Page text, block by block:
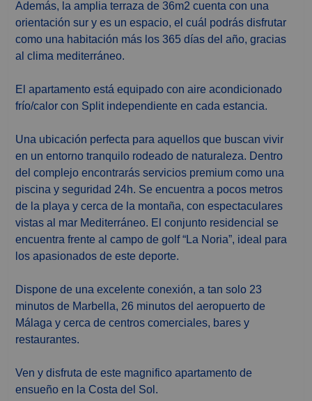
Además, la amplia terraza de 36m2 cuenta con una
orientación sur y es un espacio, el cuál podrás disfrutar
como una habitación más los 365 días del año, gracias
al clima mediterráneo.
El apartamento está equipado con aire acondicionado
frío/calor con Split independiente en cada estancia.
Una ubicación perfecta para aquellos que buscan vivir
en un entorno tranquilo rodeado de naturaleza. Dentro
del complejo encontrarás servicios premium como una
piscina y seguridad 24h. Se encuentra a pocos metros
de la playa y cerca de la montaña, con espectaculares
vistas al mar Mediterráneo. El conjunto residencial se
encuentra frente al campo de golf “La Noria”, ideal para
los apasionados de este deporte.
Dispone de una excelente conexión, a tan solo 23
minutos de Marbella, 26 minutos del aeropuerto de
Málaga y cerca de centros comerciales, bares y
restaurantes.
Ven y disfruta de este magnifico apartamento de
ensueño en la Costa del Sol.